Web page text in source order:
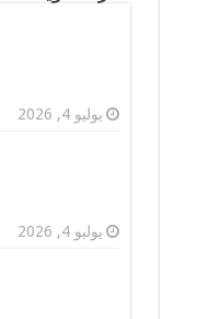
يوليو 4, 2026
يوليو 4, 2026